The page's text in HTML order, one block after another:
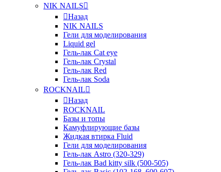
NIK NAILS
Назад
NIK NAILS
Гели для моделирования
Liquid gel
Гель-лак Cat eye
Гель-лак Crystal
Гель-лак Red
Гель-лак Soda
ROCKNAIL
Назад
ROCKNAIL
Базы и топы
Камуфлирующие базы
Жидкая втирка Fluid
Гели для моделирования
Гель-лак Astro (320-329)
Гель-лак Bad kitty silk (500-505)